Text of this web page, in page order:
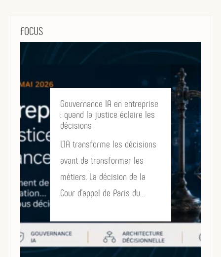
FOCUS
Gouvernance IA en entreprise
: quand la justice éclaire les
décisions
L’IA transforme les décisions
avant de transformer les
métiers. La décision de la
Cour d’appel de Paris du…